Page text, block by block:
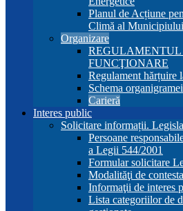
Planul de Acțiune
Climă al
Organizare
FUNCŢIONARE
Regulament hărțuire
Schema organigramei
Carieră
Interes public
Solicitare informații.
Persoane
a Legii 544/2001
Formular solicitare
Modalităţi de
Informaţii de interes
Lista categoriilor de